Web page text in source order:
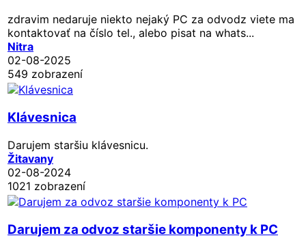
zdravim nedaruje niekto nejaký PC za odvodz viete ma
kontaktovať na číslo tel., alebo pisat na whats...
Nitra
02-08-2025
549 zobrazení
Klávesnica
Darujem staršiu klávesnicu.
Žitavany
02-08-2024
1021 zobrazení
Darujem za odvoz staršie komponenty k PC